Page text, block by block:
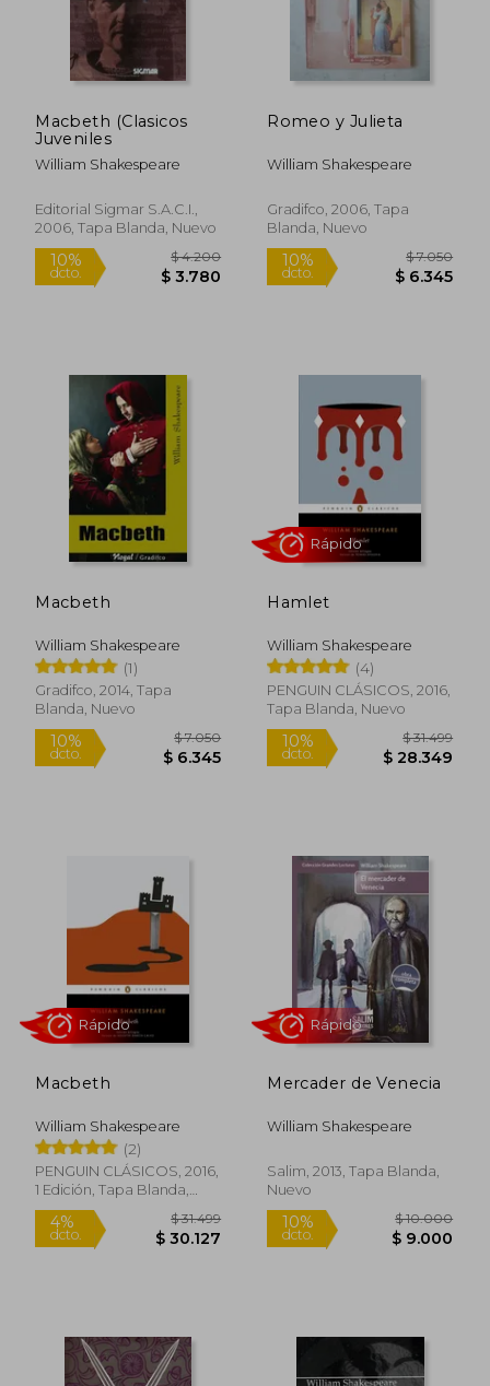
dcto.
Macbeth (Clasicos
Juveniles
William Shakespeare
Editorial Sigmar S.A.C.I.,
2006, Tapa Blanda, Nuevo
10%
Romeo y Julieta
William Shakespeare
Gradifco, 2006, Tapa
Blanda, Nuevo
10%
Macbeth
William Shakespeare
(1)
Gradifco, 2014, Tapa
Blanda, Nuevo
dcto.
Hamlet
William Shakespeare
(4)
PENGUIN CLÁSICOS, 2016,
Tapa Blanda, Nuevo
dcto.
Rápido
Macbeth
William Shakespeare
(2)
PENGUIN CLÁSICOS, 2016,
1 Edición, Tapa Blanda,
Nuevo
Mercader de Venecia
William Shakespeare
Salim, 2013, Tapa Blanda,
Nuevo